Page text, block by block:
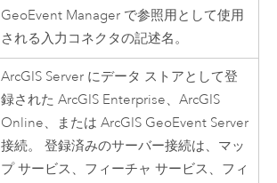
GeoEvent Manager で参照用として使用
される入力コネクタの記述名。
ArcGIS Server にデータ ストアとして登
録されたArcGIS Enterprise、ArcGIS
Online、またはArcGIS GeoEvent Server
接続。 登録済みのサーバー接続は、マッ
プ サービス、フィーチャ サービス、フィ